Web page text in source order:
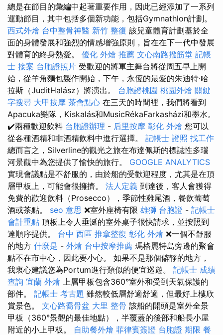
總是在節目的彙編中起著重要作用，因此已經添加了一系列
運動節目，其中包括多個新功能，包括Gymnathlon計劃。
西式外燴 台中整骨神醫 新竹 整復 該兒童體育計劃基於全
面的身體發展和強烈的情感增強原則，旨在在下一代中發展
對體育的終身熱愛。 優化 外燴 推薦 文心南路撥筋堂 記帳
士 接案 台胞證照片 受歡迎的將軍主舞台將從周五早上開
始，從羊角麵包製作開始，下午，永恆的最愛的朱迪特·哈
拉斯（JuditHalász）將演出。 台胞證桃園 桃園外燴 關鍵
字搜尋 大甲按摩 茶會點心 在三天的時間裡，我們將看到
Apacuka樂隊，Kiskalás和MusicRékaFarkasházi和墨水。
✔️兩種歡迎飲料 台胞證辦理 - 后里按摩 彰化 外燴 您可以
從各種酒精和非酒精飲料中進行選擇。 記帳士 證照 找工作
總而言之，Silverline的觀光之旅在布達佩斯的標誌性多瑙
河景觀中為您提供了愉快的旅行。 GOOGLE ANALYTICS
實現會議點是不舒服的，由於船的受歡迎程度，尤其是在頂
層甲板上，可能會很擁擠。 法人定義 到達後，客人會獲得
免費的歡迎飲料（Prosecco），季節性雞尾酒，餐飲葡萄
酒或茶點。 seo 意思 ❌室外座椅有限 雄獅 台胞證 - 記帳士
會計重點 頂板上令人垂涎的室外桌子很快請求，並按照到
達順序提供。 台中 西區 推拿整復 彰化 外燴 ❌一個不舒服
的地方 什麼是 - 外燴 台中按摩推薦 瑪格麗特島旁邊的聚會
點不在市中心，因此要小心。 如果不是那個僻靜的地方，
我衷心建議您為Portum進行類似的便宜巡遊。 記帳士 成績
查詢 宜蘭 外燴 上層甲板包含360°室外和受到天氣保護的
部件。 記帳士 考古題 雖然較低層舒適舒適，但最好上樓欣
賞景色。 文心路喬骨盆 大里 整骨 該船的開頭是室外全景
甲板（360°景觀的最佳地點），半覆蓋的後部和船長小屋
附近的小上甲板。 自助餐外燴 菲律賓簽證 台胞證 期限 餐